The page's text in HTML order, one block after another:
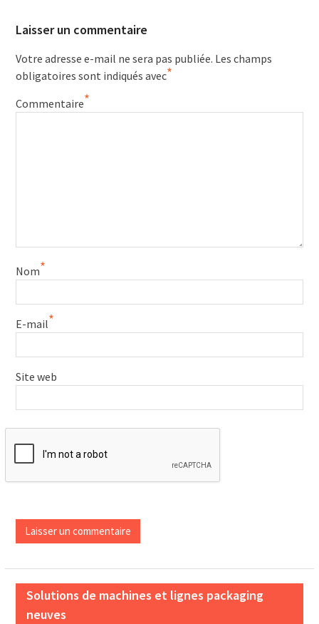
Laisser un commentaire
Votre adresse e-mail ne sera pas publiée. Les champs
obligatoires sont indiqués avec*
Commentaire*
Nom*
E-mail*
Site web
Solutions de machines et lignes packaging
neuves